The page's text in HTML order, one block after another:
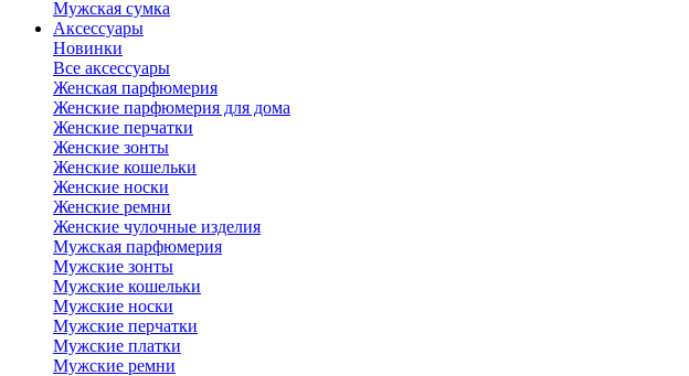
Мужская сумка
Аксессуары
Новинки
Все аксессуары
Женская парфюмерия
Женские парфюмерия для дома
Женские перчатки
Женские зонты
Женские кошельки
Женские носки
Женские ремни
Женские чулочные изделия
Мужская парфюмерия
Мужские зонты
Мужские кошельки
Мужские носки
Мужские перчатки
Мужские платки
Мужские ремни